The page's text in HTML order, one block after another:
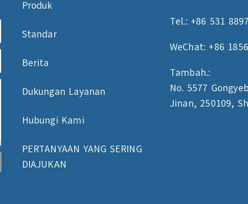
Produk
Standar
Berita
Dukungan Layanan
Hubungi Kami
PERTANYAAN YANG SERING
DIAJUKAN
Tel.: +86 531
WeChat: +86
Tambah.:
No. 5577
Jinan, 250109,